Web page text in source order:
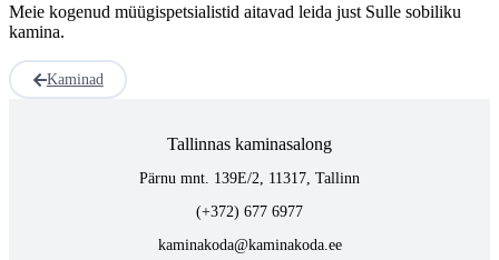
Meie kogenud müügispetsialistid aitavad leida just Sulle sobiliku
kamina.
Kaminad
Tallinnas kaminasalong
Pärnu mnt. 139E/2, 11317, Tallinn
(+372) 677 6977
kaminakoda@kaminakoda.ee